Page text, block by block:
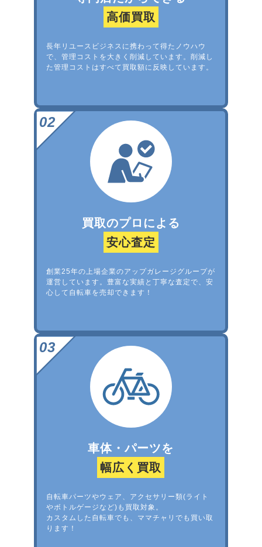
高価買取
長年リユースビジネスに携わって得たノウハウ
で、管理コストを大きく削減しています。削減し
た管理コストはすべて買取額に反映しています。
買取のプロによる
安心査定
創業25年の上場企業のアップガレージグループが
運営しています。豊富な実績と丁寧な査定で、安
心して自転車を売却できます！
車体・パーツを
幅広く買取
自転車パーツやウェア、アクセサリー類(ライト
やボトルゲージなど)も買取対象。
カスタムした自転車でも、ママチャリでも買い取
ります！